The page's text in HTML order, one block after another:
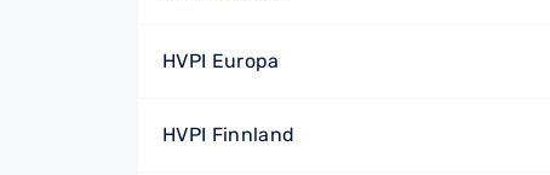
HVPI Europa
HVPI Finnland